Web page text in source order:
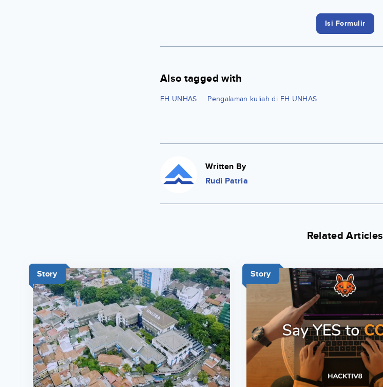
Isi Formulir
Also tagged with
FH UNHAS Pengalaman kuliah di FH UNHAS
Written By
Rudi Patria
Related Articles
Story Story